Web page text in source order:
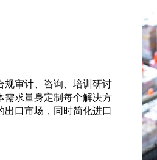
规审计、咨询、培训研讨
需求量身定制每个解决方
口市场，同时简化进口